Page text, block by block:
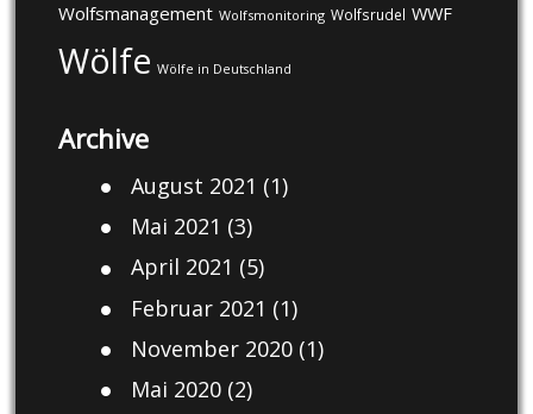
Wolfsmanagement Wolfsmonitoring Wolfsrudel WWF
Wölfe Wölfe in Deutschland
Archive
August 2021 (1)
Mai 2021 (3)
April 2021 (5)
Februar 2021 (1)
November 2020(1)
Mai 2020(2)